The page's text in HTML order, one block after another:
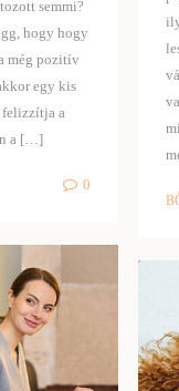
semmi?
hogy hogy
még pozitív
egy kis
felizzítja a
a […]
0